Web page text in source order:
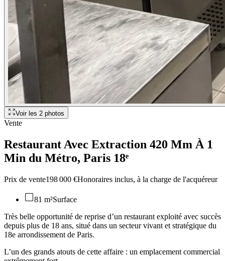
Voir les 2 photos
Vente
Restaurant Avec Extraction 420 Mm À 1
Min du Métro, Paris 18ᵉ
Prix de vente198 000 €Honoraires inclus, à la charge de l'acquéreur
81 m²Surface
Très belle opportunité de reprise d’un restaurant exploité avec succès
depuis plus de 18 ans, situé dans un secteur vivant et stratégique du
18e arrondissement de Paris.
L’un des grands atouts de cette affaire : un emplacement commercial